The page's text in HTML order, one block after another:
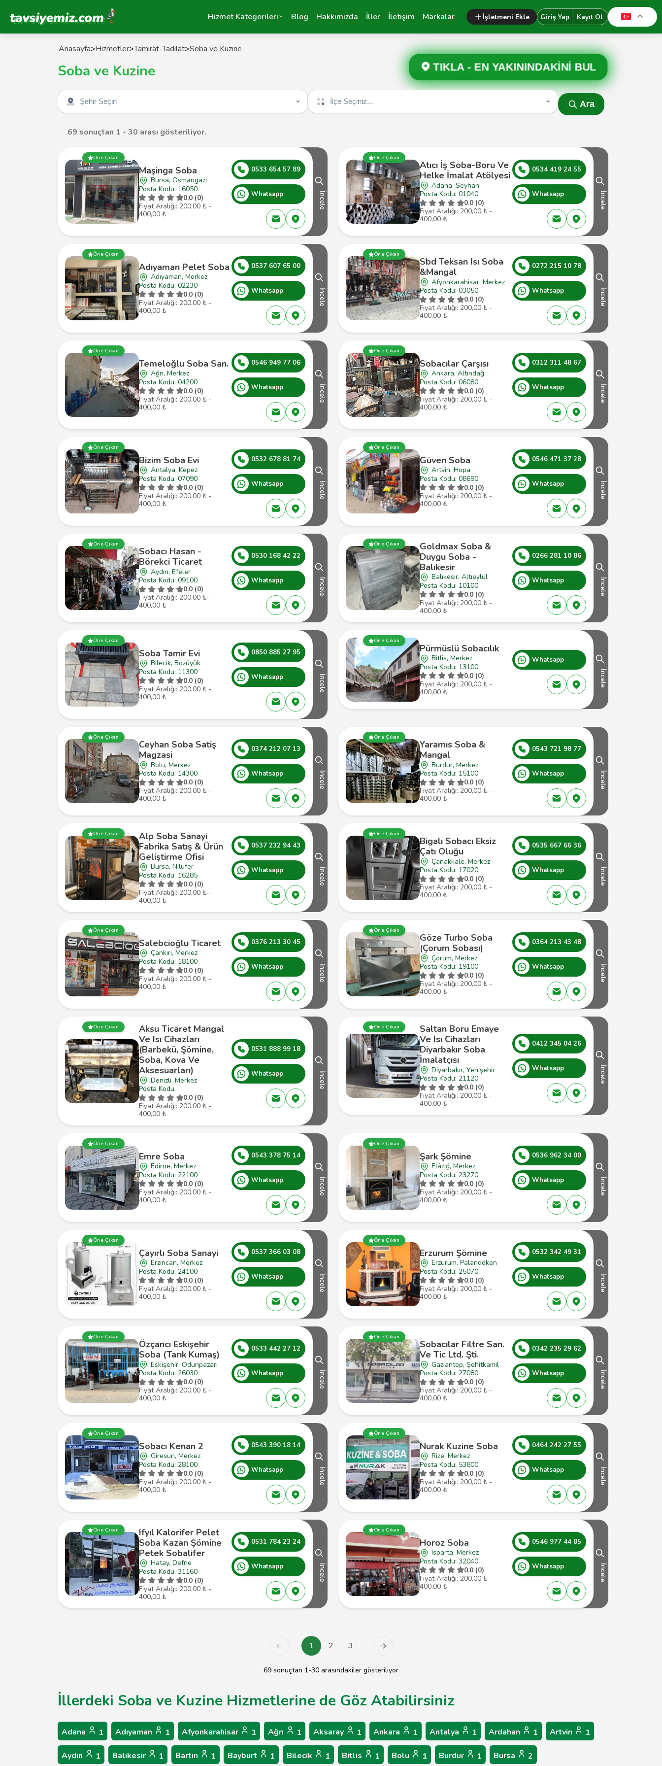
Tavsiyemiz Anasayfa Hizmet Kategorileri Blog Hakkımızda İller İletişim Markalar İşletmeni Ekle Giriş Yap Kayıt Ol
Anasayfa>Hizmetler>Tamirat-Tadilat>Soba ve Kuzine
Soba ve Kuzine TIKLA -EN YAKININDAKİNİ BUL
Şehir seçin İlçe seçin
Ara
69 sonuçtan 1 - 30 arası gösteriliyor.
Öne Çıkan
Maşinga Soba
Bursa, Osmangazi
Posta Kodu: 16050
0.0 (0)
Fiyat Aralığı: 200,00 ₺ -
400,00 ₺
0533 654 57 89
Whatsapp İncele
Öne Çıkan
Atıcı İş Soba-Boru Ve
Helke İmalat Atölyesi
Adana, Seyhan
Posta Kodu: 01040
0.0 (0)
Fiyat Aralığı: 200,00 ₺ -
400,00 ₺
0534 419 24 55
Whatsapp İncele
Öne Çıkan
Adıyaman Pelet Soba
Adıyaman, Merkez
Posta Kodu: 02230
0.0 (0)
Fiyat Aralığı: 200,00 ₺ -
400,00 ₺
0537 607 65 00
Whatsapp İncele
Öne Çıkan
Sbd Teksan Isı Soba
&Mangal
Afyonkarahisar, Merkez
Posta Kodu: 03050
0.0 (0)
Fiyat Aralığı: 200,00 ₺ -
400,00 ₺
0272 215 10 78
Whatsapp İncele
Öne Çıkan
Temeloğlu Soba San.
Ağrı, Merkez
Posta Kodu: 04200
0.0 (0)
Fiyat Aralığı: 200,00 ₺ -
400,00 ₺
0546 949 77 06
Whatsapp İncele
Öne Çıkan
Sobacılar Çarşısı
Ankara, Altındağ
Posta Kodu: 06080
0.0 (0)
Fiyat Aralığı: 200,00 ₺ -
400,00 ₺
0312 311 48 67
Whatsapp İncele
Öne Çıkan
Bizim Soba Evi
Antalya, Kepez
Posta Kodu: 07090
0.0 (0)
Fiyat Aralığı: 200,00 ₺ -
400,00 ₺
0532 678 81 74
Whatsapp İncele
Öne Çıkan
Güven Soba
Artvin, Hopa
Posta Kodu: 08690
0.0 (0)
Fiyat Aralığı: 200,00 ₺ -
400,00 ₺
0546 471 37 28
Whatsapp İncele
Öne Çıkan
Sobacı Hasan -
Börekci Ticaret
Aydın, Efeler
Posta Kodu: 09100
0.0 (0)
Fiyat Aralığı: 200,00 ₺ -
400,00 ₺
0530 168 42 22
Whatsapp İncele
Öne Çıkan
Goldmax Soba &
Duygu Soba -
Balıkesir
Balıkesir, Altıeylül
Posta Kodu: 10100
0.0 (0)
Fiyat Aralığı: 200,00 ₺ -
400,00 ₺
0266 281 10 86
Whatsapp İncele
Öne Çıkan
Soba Tamir Evi
Bilecik, Bozüyük
Posta Kodu: 11300
0.0 (0)
Fiyat Aralığı: 200,00 ₺ -
400,00 ₺
0850 885 27 95
Whatsapp İncele
Öne Çıkan
Pürmüslü Sobacılık
Bitlis, Merkez
Posta Kodu: 13100
0.0 (0)
Fiyat Aralığı: 200,00 ₺ -
400,00 ₺
Whatsapp
İncele
Öne Çıkan
Ceyhan Soba Satiş
Magzasi
Bolu, Merkez
Posta Kodu: 14300
0.0 (0)
Fiyat Aralığı: 200,00 ₺ -
400,00 ₺
0374 212 07 13
Whatsapp İncele
Öne Çıkan
Yaramıs Soba &
Mangal
Burdur, Merkez
Posta Kodu: 15100
0.0 (0)
Fiyat Aralığı: 200,00 ₺ -
400,00 ₺
0543 721 98 77
Whatsapp İncele
Öne Çıkan
Alp Soba Sanayi
Fabrika Satış & Ürün
Geliştirme Ofisi
Bursa, Nilüfer
Posta Kodu: 16285
0.0 (0)
Fiyat Aralığı: 200,00 ₺ -
400,00 ₺
0537 232 94 43
Whatsapp İncele
Öne Çıkan
Bigalı Sobacı Eksiz
Çatı Oluğu
Çanakkale, Merkez
Posta Kodu: 17020
0.0 (0)
Fiyat Aralığı: 200,00 ₺ -
400,00 ₺
0535 667 66 36
Whatsapp İncele
Öne Çıkan
Salebcioğlu Ticaret
Çankırı, Merkez
Posta Kodu: 18100
0.0 (0)
Fiyat Aralığı: 200,00 ₺ -
400,00 ₺
0376 213 30 45
Whatsapp İncele
Öne Çıkan
Göze Turbo Soba
(Çorum Sobası)
Çorum, Merkez
Posta Kodu: 19100
0.0 (0)
Fiyat Aralığı: 200,00 ₺ -
400,00 ₺
0364 213 43 48
Whatsapp İncele
Öne Çıkan
Aksu Ticaret Mangal
Ve Isı Cihazları
(Barbekü, Şömine,
Soba, Kova Ve
Aksesuarları)
Denizli, Merkez
Posta Kodu:
0.0 (0)
Fiyat Aralığı: 200,00 ₺ -
400,00 ₺
0531 888 99 18
Whatsapp İncele
Öne Çıkan
Saltan Boru Emaye
Ve Isı Cihazları
Diyarbakır Soba
İmalatçısı
Diyarbakır, Yenişehir
Posta Kodu: 21120
0.0 (0)
Fiyat Aralığı: 200,00 ₺ -
400,00 ₺
0412 345 04 26
Whatsapp İncele
Öne Çıkan
Emre Soba
Edirne, Merkez
Posta Kodu: 22100
0.0 (0)
Fiyat Aralığı: 200,00 ₺ -
400,00 ₺
0543 378 75 14
Whatsapp İncele
Öne Çıkan
Şark Şömine
Elâzığ, Merkez
Posta Kodu: 23270
0.0 (0)
Fiyat Aralığı: 200,00 ₺ -
400,00 ₺
0536 962 34 00
Whatsapp İncele
Öne Çıkan
Çayırlı Soba Sanayi
Erzincan, Merkez
Posta Kodu: 24100
0.0 (0)
Fiyat Aralığı: 200,00 ₺ -
400,00 ₺
0537 366 03 08
Whatsapp İncele
Öne Çıkan
Erzurum Şömine
Erzurum, Palandöken
Posta Kodu: 25070
0.0 (0)
Fiyat Aralığı: 200,00 ₺ -
400,00 ₺
0532 342 49 31
Whatsapp İncele
Öne Çıkan
Özçancı Eskişehir
Soba (Tarık Kumaş)
Eskişehir, Odunpazarı
Posta Kodu: 26030
0.0 (0)
Fiyat Aralığı: 200,00 ₺ -
400,00 ₺
0533 442 27 12
Whatsapp İncele
Öne Çıkan
Sobacılar Filtre San.
Ve Tic Ltd. Şti.
Gaziantep, Şehitkamil
Posta Kodu: 27080
0.0 (0)
Fiyat Aralığı: 200,00 ₺ -
400,00 ₺
0342 235 29 62
Whatsapp İncele
Öne Çıkan
Sobacı Kenan 2
Giresun, Merkez
Posta Kodu: 28100
0.0 (0)
Fiyat Aralığı: 200,00 ₺ -
400,00 ₺
0543 390 18 14
Whatsapp İncele
Öne Çıkan
Nurak Kuzine Soba
Rize, Merkez
Posta Kodu: 53800
0.0 (0)
Fiyat Aralığı: 200,00 ₺ -
400,00 ₺
0464 242 27 55
Whatsapp İncele
Öne Çıkan
Ifyıl Kalorifer Pelet
Soba Kazan Şömine
Petek Sobalifer
Hatay, Defne
Posta Kodu: 31160
0.0 (0)
Fiyat Aralığı: 200,00 ₺ -
400,00 ₺
0531 784 23 24
Whatsapp İncele
Öne Çıkan
Horoz Soba
Isparta, Merkez
Posta Kodu: 32040
0.0 (0)
Fiyat Aralığı: 200,00 ₺ -
400,00 ₺
0546 977 44 85
Whatsapp İncele
1 2 3
69 sonuçtan 1-30 arasındakiler gösteriliyor
İllerdeki Soba ve Kuzine Hizmetlerine de Göz Atabilirsiniz
Adana 1 Adıyaman 1 Afyonkarahisar 1 Ağrı 1 Aksaray 1 Ankara 1 Antalya 1 Ardahan 1 Artvin 1
Aydın 1 Balıkesir 1 Bartın 1 Bayburt 1 Bilecik 1 Bitlis 1 Bolu 1 Burdur 1 Bursa 2